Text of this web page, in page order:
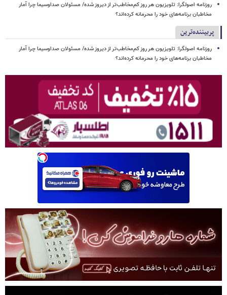
روزنامه اصولگرا: تلویزیون هر روز کم‌مخاطب‌تر از دیروز شده/ مسئولان صداوسیما چرا آمار
مخاطبان برنامه‌های خود را محرمانه کرده‌اند؟
پربیننده‌ترین
روزنامه اصولگرا: تلویزیون هر روز کم‌مخاطب‌تر از دیروز شده/ مسئولان صداوسیما چرا آمار
مخاطبان برنامه‌های خود را محرمانه کرده‌اند؟